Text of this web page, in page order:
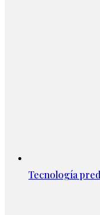
Tecnología